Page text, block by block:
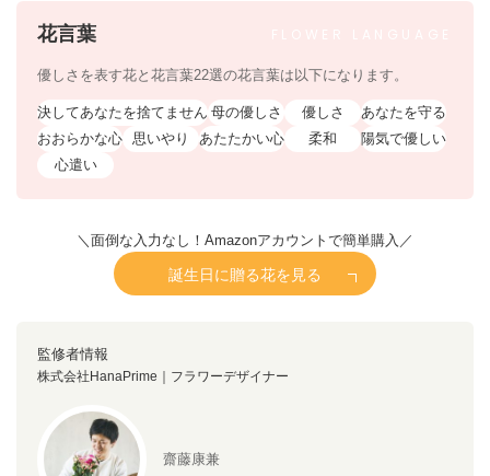
花言葉
優しさを表す花と花言葉22選の花言葉は以下になります。
決してあなたを捨てません 母の優しさ 優しさ
あなたを守る
おおらかな心
思いやり あたたかい心 柔和
陽気で優しい
心遣い
＼面倒な入力なし！Amazonアカウントで簡単購入／
誕生日に贈る花を見る
監修者情報
株式会社HanaPrime｜フラワーデザイナー
齋藤康兼